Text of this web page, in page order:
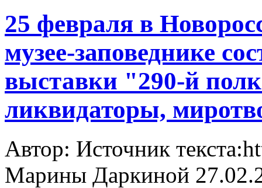
25 февраля в
музее-заповеднике
выставки "290-й
ликвидаторы,
Автор: Источник
Марины Даркиной